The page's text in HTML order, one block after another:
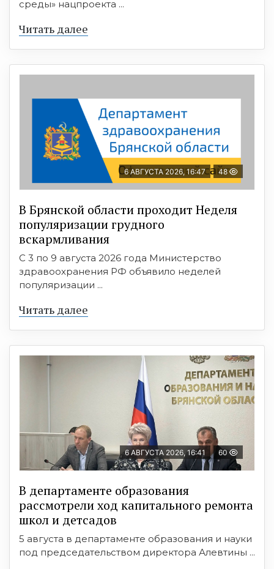
среды» нацпроекта ...
Читать далее
6 АВГУСТА 2026, 16:47 48
В Брянской области проходит Неделя
популяризации грудного
вскармливания
С 3 по 9 августа 2026 года Министерство
здравоохранения РФ объявило неделей
популяризации ...
Читать далее
6 АВГУСТА 2026, 16:41 60
В департаменте образования
рассмотрели ход капитального ремонта
школ и детсадов
5 августа в департаменте образования и науки
под председательством директора Алевтины ...